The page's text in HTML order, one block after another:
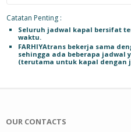
Catatan Penting :
Seluruh jadwal kapal bersifat
waktu.
FARHIYAtrans bekerja sama
sehingga ada beberapa jadwal
(terutama untuk kapal dengan
OUR CONTACTS